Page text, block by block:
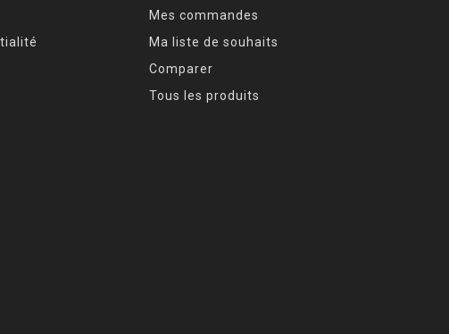
Mes commandes
Ma liste de souhaits
Comparer
Tous les produits